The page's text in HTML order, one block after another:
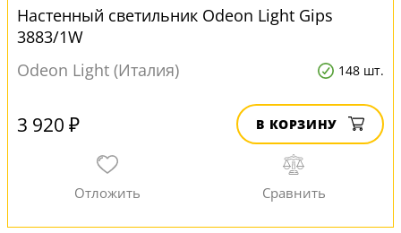
Настенный светильник Odeon Light Gips
3883/1W
Odeon Light (Италия)
148 шт.
3 920 ₽ В КОРЗИНУ